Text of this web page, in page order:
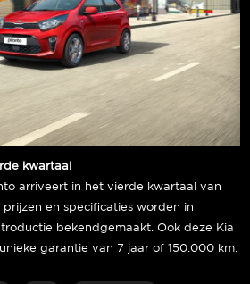
kwartaal
arriveert in het vierde kwartaal van
en specificaties worden in
bekendgemaakt. Ook deze Kia
garantie van 7 jaar of 150.000 km.